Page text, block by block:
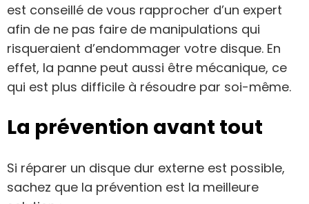
est conseillé de vous rapprocher d’un expert
afin de ne pas faire de manipulations qui
risqueraient d’endommager votre disque. En
effet, la panne peut aussi être mécanique, ce
qui est plus difficile à résoudre par soi-même.
La prévention avant tout
Si réparer un disque dur externe est possible,
sachez que la prévention est la meilleure